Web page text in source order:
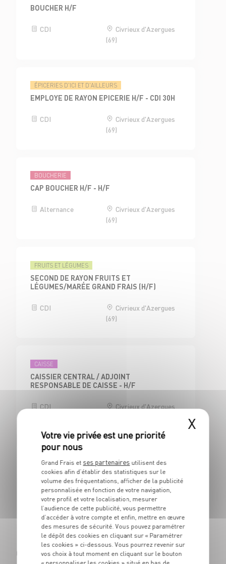
BOUCHER H/F
CDI
Civrieux d'Azergues
(69)
ÉPICERIES D'ICI ET D'AILLEURS
EMPLOYE DE RAYON EPICERIE H/F - CDI 30H
CDI
Civrieux d'Azergues
(69)
BOUCHERIE
CAP BOUCHER H/F - H/F
Alternance
Civrieux d'Azergues
(69)
FRUITS ET LÉGUMES
SECOND DE RAYON FRUITS ET
LÉGUMES/MARÉE GRAND FRAIS (H/F)
CDI
Civrieux d'Azergues
(69)
CAISSE
CAISSIER CENTRAL / ADJOINT
RESPONSABLE DE CAISSE - H/F
CDI
Civrieux d'Azergues
BOUCHERIE
BOUCHER - H/F
CDI
Civrieux d'Azergues
(69)
Cagnes-sur-Mer (06800)
X
Grand Frais et ses partenaires utilisent des
cookies afin d’établir des statistiques sur le
volume des fréquentations, afficher de la publicité
personnalisée en fonction de votre navigation,
votre profil et votre localisation, mesurer
l’audience de cette publicité, vous permettre
d’accéder à votre compte et enfin, mettre en œuvre
des mesures de sécurité. Vous pouvez paramétrer
le dépôt des cookies en cliquant sur « Paramétrer
les cookies » ci-dessous. Vous pourrez revenir sur
vos choix à tout moment en cliquant sur le bouton